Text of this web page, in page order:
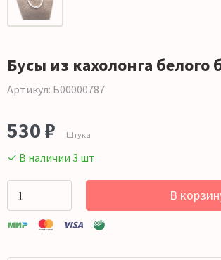
Бусы из кахолонга белого
Артикул: Б00000787
530 ₽ Штука
✓ В наличии 3 шт
В